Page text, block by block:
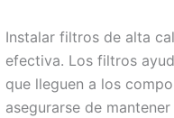
Instalar filtros de alta
efectiva. Los filtros
que lleguen a los
asegurarse de